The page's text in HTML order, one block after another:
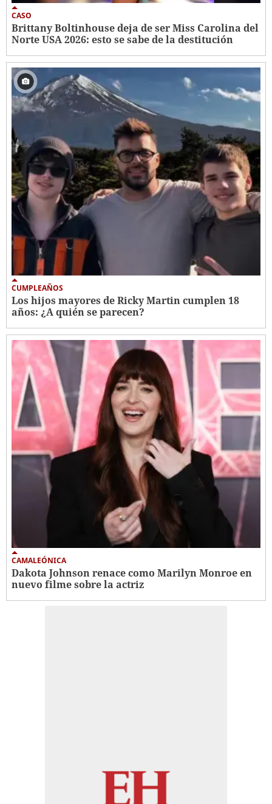
CASO
Brittany Boltinhouse deja de ser Miss Carolina del
Norte USA 2026: esto se sabe de la destitución
CUMPLEAÑOS
Los hijos mayores de Ricky Martin cumplen 18
años: ¿A quién se parecen?
CAMALEÓNICA
Dakota Johnson renace como Marilyn Monroe en
nuevo filme sobre la actriz